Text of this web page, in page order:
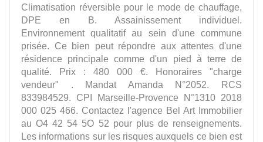
Climatisation réversible pour le mode de chauffage,
DPE en B. Assainissement individuel.
Environnement qualitatif au sein d'une commune
prisée. Ce bien peut répondre aux attentes d'une
résidence principale comme d'un pied à terre de
qualité. Prix : 480 000 €. Honoraires "charge
vendeur" . Mandat Amanda N°2052. RCS
833984529. CPI Marseille-Provence N°1310 2018
000 025 466. Contactez l'agence Bel Art Immobilier
au O4 42 54 5O 52 pour plus de renseignements.
Les informations sur les risques auxquels ce bien est